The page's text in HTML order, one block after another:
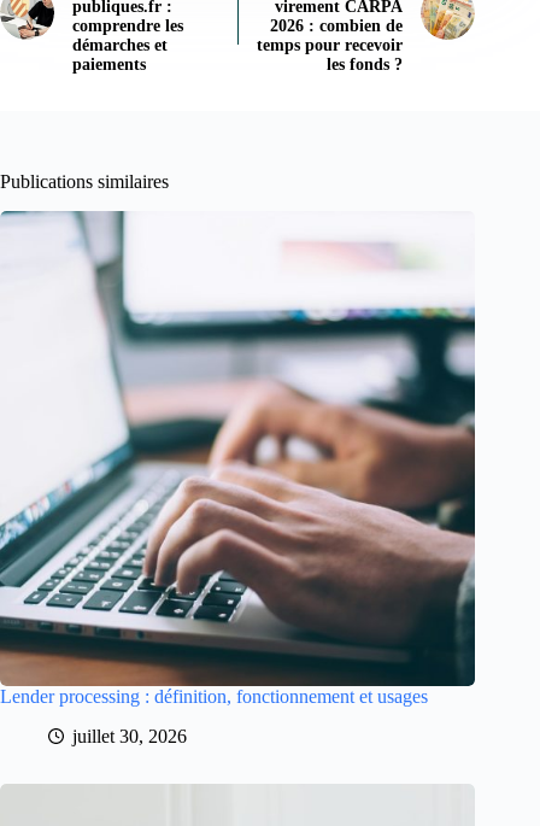
publiques.fr :
comprendre les
démarches et
paiements
virement CARPA
2026 : combien de
temps pour recevoir
les fonds ?
Publications similaires
Lender processing : définition, fonctionnement et usages
juillet 30, 2026